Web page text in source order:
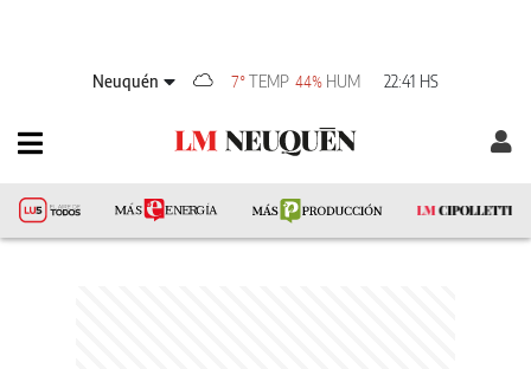
Neuquén 7° TEMP 44% HUM 22:41 HS